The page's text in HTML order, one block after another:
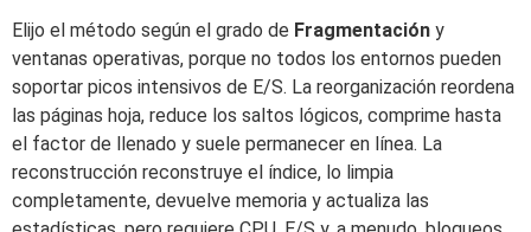
Elijo el método según el grado de Fragmentación y
ventanas operativas, porque no todos los entornos pueden
soportar picos intensivos de E/S. La reorganización reordena
las páginas hoja, reduce los saltos lógicos, comprime hasta
el factor de llenado y suele permanecer en línea. La
reconstrucción reconstruye el índice, lo limpia
completamente, devuelve memoria y actualiza las